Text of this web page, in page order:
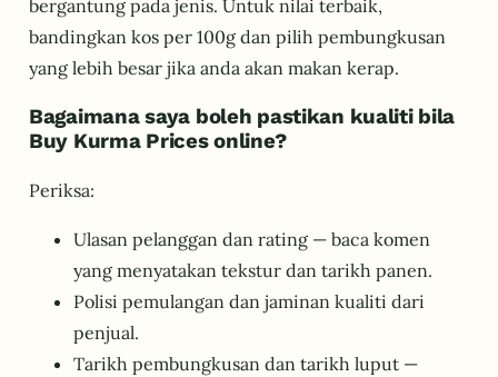
bergantung pada jenis. Untuk nilai terbaik,
bandingkan kos per 100g dan pilih pembungkusan
yang lebih besar jika anda akan makan kerap.
Bagaimana saya boleh pastikan kualiti bila
Buy Kurma Prices online?
Periksa:
Ulasan pelanggan dan rating — baca komen
yang menyatakan tekstur dan tarikh panen.
Polisi pemulangan dan jaminan kualiti dari
penjual.
Tarikh pembungkusan dan tarikh luput —